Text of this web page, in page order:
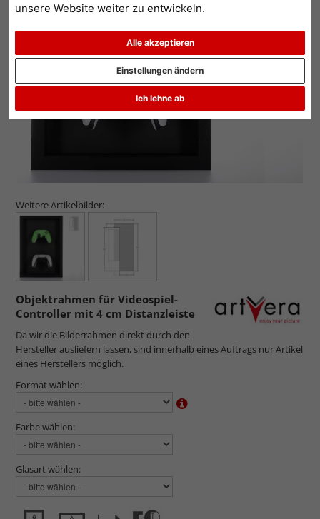
unsere Website weiter zu entwickeln.
Alle akzeptieren
Ich lehne ab
Einstellungen ändern
Weitere Artikelbilder:
Objektrahmen für Videospiel-
Controller mit 4 cm Distanzleiste
Da wir die Bilderrahmen direkt durch den
Hersteller ausliefern lassen, sind innerhalb eines Auftrags nur Artikel
eines Herstellers möglich.
Format wählen:
Farbe wählen:
Glasart wählen: